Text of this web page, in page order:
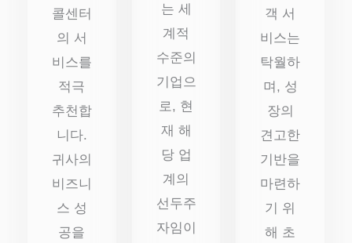
콜센터
의 서
비스를
적극
추천합
니다.
귀사의
비즈니
스 성
공을
는 세
계적
수준의
기업으
로, 현
재 해
당 업
계의
선두주
자임이
객 서
비스는
탁월하
며, 성
장의
견고한
기반을
마련하
기 위
해 초